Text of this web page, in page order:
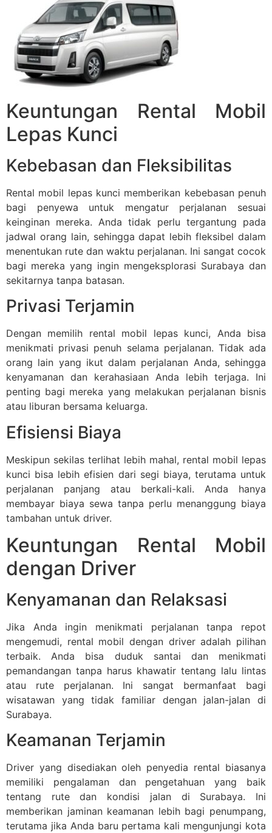
Keuntungan Rental Mobil
Lepas Kunci
Kebebasan dan Fleksibilitas
Rental mobil lepas kunci memberikan kebebasan penuh
bagi penyewa untuk mengatur perjalanan sesuai
keinginan mereka. Anda tidak perlu tergantung pada
jadwal orang lain, sehingga dapat lebih fleksibel dalam
menentukan rute dan waktu perjalanan. Ini sangat cocok
bagi mereka yang ingin mengeksplorasi Surabaya dan
sekitarnya tanpa batasan.
Privasi Terjamin
Dengan memilih rental mobil lepas kunci, Anda bisa
menikmati privasi penuh selama perjalanan. Tidak ada
orang lain yang ikut dalam perjalanan Anda, sehingga
kenyamanan dan kerahasiaan Anda lebih terjaga. Ini
penting bagi mereka yang melakukan perjalanan bisnis
atau liburan bersama keluarga.
Efisiensi Biaya
Meskipun sekilas terlihat lebih mahal, rental mobil lepas
kunci bisa lebih efisien dari segi biaya, terutama untuk
perjalanan panjang atau berkali-kali. Anda hanya
membayar biaya sewa tanpa perlu menanggung biaya
tambahan untuk driver.
Keuntungan Rental Mobil
dengan Driver
Kenyamanan dan Relaksasi
Jika Anda ingin menikmati perjalanan tanpa repot
mengemudi, rental mobil dengan driver adalah pilihan
terbaik. Anda bisa duduk santai dan menikmati
pemandangan tanpa harus khawatir tentang lalu lintas
atau rute perjalanan. Ini sangat bermanfaat bagi
wisatawan yang tidak familiar dengan jalan-jalan di
Surabaya.
Keamanan Terjamin
Driver yang disediakan oleh penyedia rental biasanya
memiliki pengalaman dan pengetahuan yang baik
tentang rute dan kondisi jalan di Surabaya. Ini
memberikan jaminan keamanan lebih bagi penumpang,
terutama jika Anda baru pertama kali mengunjungi kota